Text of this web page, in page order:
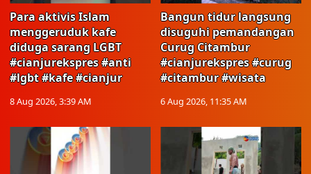
Para aktivis Islam
menggeruduk kafe
diduga sarang LGBT
#cianjurekspres #anti
#lgbt #kafe #cianjur
8 Aug 2026, 3:39 AM
Bangun tidur langsung
disuguhi pemandangan
Curug Citambur
#cianjurekspres #curug
#citambur #wisata
6 Aug 2026, 11:35 AM